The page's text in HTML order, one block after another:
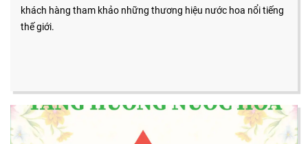
khách hàng tham khảo những thương hiệu nước hoa nổi tiếng
thế giới.